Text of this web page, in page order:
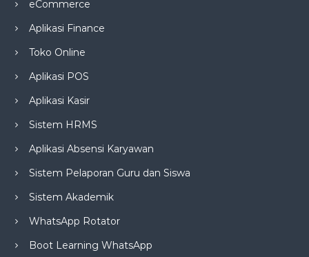
eCommerce
Aplikasi Finance
Toko Online
Aplikasi POS
Aplikasi Kasir
Sistem HRMS
Aplikasi Absensi Karyawan
Sistem Pelaporan Guru dan Siswa
Sistem Akademik
WhatsApp Rotator
Boot Learning WhatsApp